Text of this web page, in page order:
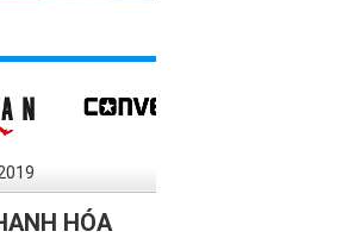
HÓA